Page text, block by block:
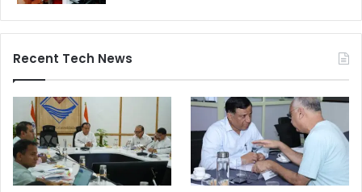
Recent Tech News